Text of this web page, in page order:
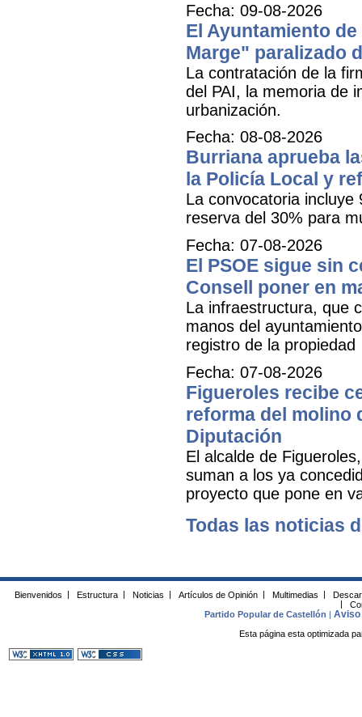
Fecha: 09-08-2026
El Ayuntamiento
Marge" paralizado
La contratación de la
del PAI, la memoria de
urbanización.
Fecha: 08-08-2026
Burriana aprueba
la Policía Local y
La convocatoria
reserva del 30% para
Fecha: 07-08-2026
El PSOE sigue sin
Consell poner en
La infraestructura, que
manos del
registro de la propiedad
Fecha: 07-08-2026
Figueroles recibe
reforma del molino
Diputación
El alcalde de
suman a los ya
proyecto que pone en
Todas las noticias
Bienvenidos Estructura Noticias Artículos de Opinión Multimedias
Partido Popular de Castellón
|Aviso
Esta página esta optimizada